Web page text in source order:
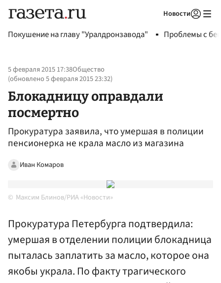
Новости
Покушение на главу "Уралдронзавода" Проблемы с
5 февраля 2015 17:38Общество
(обновлено5 февраля 2015 23:32)
Блокадницу оправдали
посмертно
Прокуратура заявила, что умершая в полиции
пенсионерка не крала масло из магазина
Иван Комаров
Максим Блинов/РИА «Новости»
Прокуратура Петербурга подтвердила:
умершая в отделении полиции блокадница
пыталась заплатить за масло, которое она
якобы украла. По факту трагического